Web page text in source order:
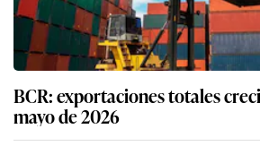
BCR: exportaciones totales
mayo de 2026